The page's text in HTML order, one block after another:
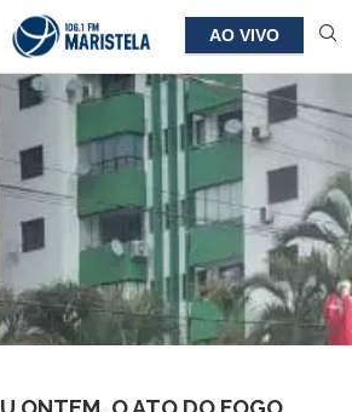
AO VIVO